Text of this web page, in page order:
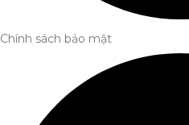
Chính sách bảo mật